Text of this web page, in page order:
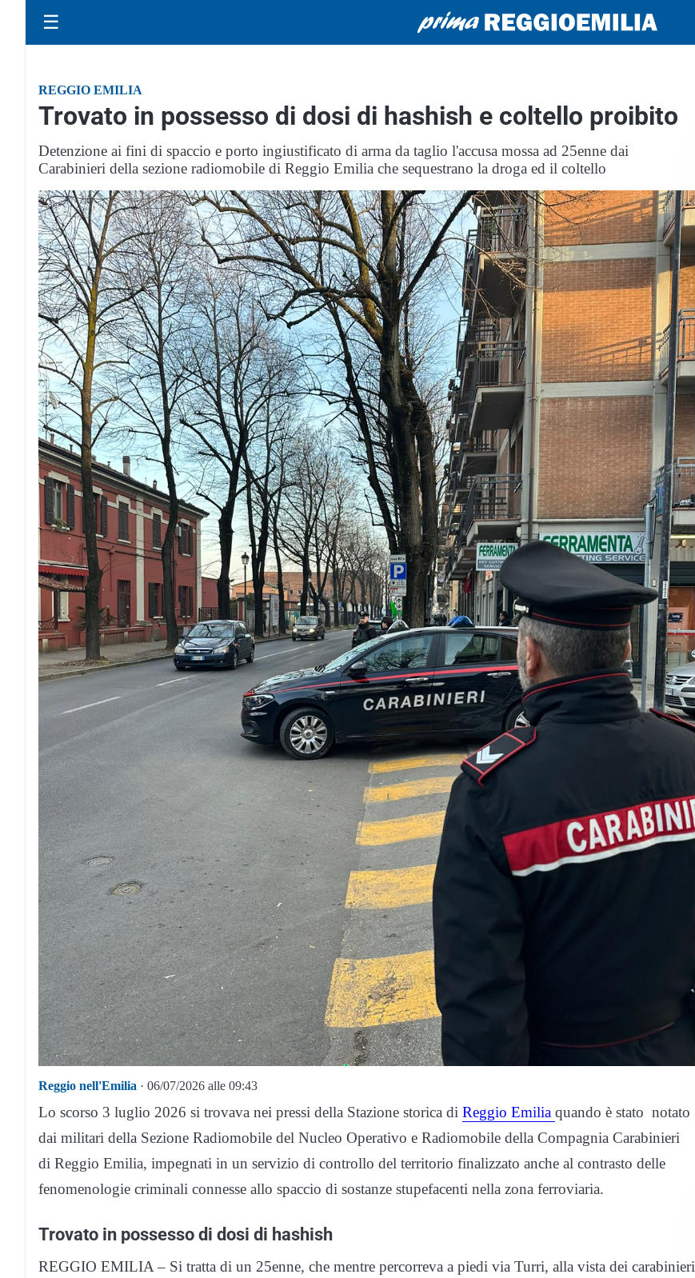
☰
REGGIO EMILIA
Trovato in possesso di dosi di hashish e coltello proibito
Detenzione ai fini di spaccio e porto ingiustificato di arma da taglio l'accusa mossa ad 25enne dai
Carabinieri della sezione radiomobile di Reggio Emilia che sequestrano la droga ed il coltello
Reggio nell'Emilia · 06/07/2026 alle 09:43
Lo scorso 3 luglio 2026 si trovava nei pressi della Stazione storica di Reggio Emilia quando è stato notato
dai militari della Sezione Radiomobile del Nucleo Operativo e Radiomobile della Compagnia Carabinieri
di Reggio Emilia, impegnati in un servizio di controllo del territorio finalizzato anche al contrasto delle
fenomenologie criminali connesse allo spaccio di sostanze stupefacenti nella zona ferroviaria.
Trovato in possesso di dosi di hashish
REGGIO EMILIA – Si tratta di un 25enne, che mentre percorreva a piedi via Turri, alla vista dei carabinieri